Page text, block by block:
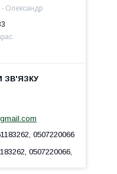
- Олександр
0507220066
0507220066,